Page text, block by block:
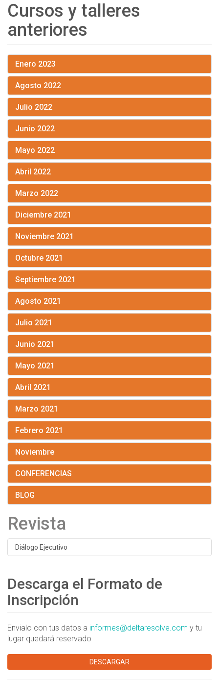
Cursos y talleres
anteriores
Enero 2023
Agosto 2022
Julio 2022
Junio 2022
Mayo 2022
Abril 2022
Marzo 2022
Diciembre 2021
Noviembre 2021
Octubre 2021
Septiembre 2021
Agosto 2021
Julio 2021
Junio 2021
Mayo 2021
Abril 2021
Marzo 2021
Febrero 2021
Noviembre
CONFERENCIAS
BLOG
Revista
Diálogo Ejecutivo
Descarga el Formato de
Inscripción
Envialo con tus datos a informes@deltaresolve.com y tu
lugar quedará reservado
DESCARGAR
¿Te gustaría formar parte de nuestro equipo?
Si tienes experiencia y pasión por la enseñanza.
Envíanos tu CV al correo
© 2020 Delta resolve | Todos los derechos reservados. |
Privacidad